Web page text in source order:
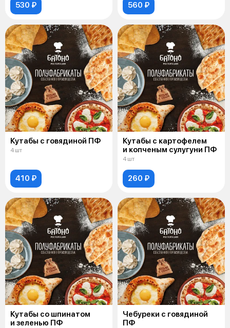
530 ₽ 560 ₽
Кутабы с говядиной ПФ
4 шт
410 ₽
Кутабы с картофелем
и копченым сулугуни ПФ
4 шт
260 ₽
Кутабы со шпинатом
и зеленью ПФ
Чебуреки с говядиной
ПФ